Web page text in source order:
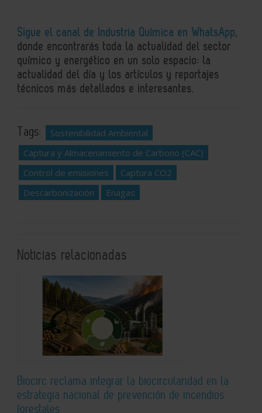
Sigue el canal de Industria Química en WhatsApp,
donde encontrarás toda la actualidad del sector
químico y energético en un solo espacio: la
actualidad del día y los artículos y reportajes
técnicos más detallados e interesantes.
Tags:
Sostenibilidad Ambiental
Captura y Almacenamiento de Carbono (CAC)
Control de emisiones
Captura CO2
Descarbonización
Enagas
Noticias relacionadas
Biocirc reclama integrar la biocircularidad en la
estrategia nacional de prevención de incendios
forestales